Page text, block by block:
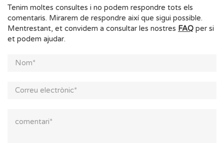
Tenim moltes consultes i no podem respondre tots els
comentaris. Mirarem de respondre així que sigui possible.
Mentrestant, et convidem a consultar les nostres FAQ per si
et podem ajudar.